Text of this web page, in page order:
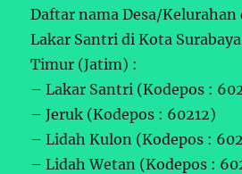
Daftar nama Desa/Kelurahan
Lakar Santri di Kota
Timur (Jatim) :
– Lakar Santri (Kodepos :
– Jeruk (Kodepos : 60212)
– Lidah Kulon (Kodepos :
– Lidah Wetan (Kodepos :